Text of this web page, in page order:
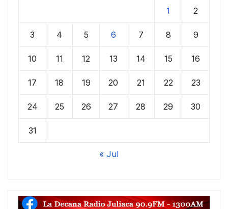
1 2
3 4 5 6 7 8 9
10 11 12 13 14 15 16
17 18 19 20 21 22 23
24 25 26 27 28 29 30
31
« Jul